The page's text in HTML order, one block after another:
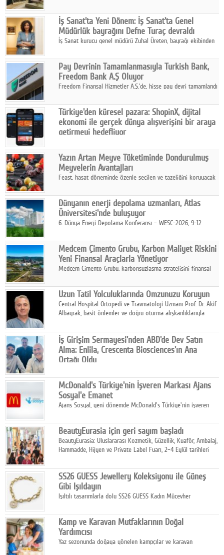
katmanlı bir aile hikâyesi anlatıyor.
İş Sanat'ta Yeni Dönem: İş Sanat'ta Genel
Müdürlük bayrağını Defne Turaç devraldı
İş Sanat kurucu genel müdürü Zuhal Üreten, bayrağı ekibinden
Pay Devrinin Tamamlanmasıyla Turkish Bank,
Freedom Bank A.Ş Oluyor
Freedom Finansal Hizmetler A.Ş.'de, hisse pay devri tamamlandı
Turkish Bank'ın ticaret unvanının “Freedom Bank A.Ş.” olmasına
karar verildi.
Türkiye'den küresel pazara: ShopinX, dijital
ekonomi ile gerçek dünya alışverişini bir araya
getirmeyi hedefliyor
ekonomi ile gerçek dünya alışveriş deneyimi arasında köprü
kurmayı hedefleyen vizyonuyla uluslararası pazarlara açılıyor.
Yazın Artan Meyve Tüketiminde Dondurulmuş
Meyvelerin Avantajları
Feast, hasat döneminde özenle seçilen ve tazeliğini koruyacak
pratik, güvenilir ve lezzetli bir alternatif sunuyor.
Dünyanın enerji depolama uzmanları, Atlas
Üniversitesi'nde buluşuyor
6. Dünya Enerji Depolama Konferansı – WESC-2026, 9-12
sahipliğinde gerçekleştirilecek.
Medcem Çimento Grubu, Karbon Maliyet Riskini
Yeni Finansal Araçlarla Yönetiyor
Medcem Çimento Grubu, karbonsuzlaşma stratejisini finansal
Uzun Tatil Yolculuklarında Omzunuzu Koruyun
Central Hospital Ortopedi ve Travmatoloji Uzmanı Prof. Dr. Akif
Albayrak, basit önlemler ve doğru oturma alışkanlıklarıyla
İş Girişim Sermayesi'nden ABD'de Dev Satın
Alma: Enlila, Crescenta Biosciences'ın Ana
Ortağı Oldu
stratejisini uluslararası ölçeğe taşıyan satın alma hamlesini
tamamladı.
McDonald's Türkiye'nin İşveren Markası Ajans
Sosyal'e Emanet
Ajans Sosyal, yeni dönemde McDonald's Türkiye'nin işveren
BeautyEurasia için geri sayım başladı
BeautyEurasia: Uluslararası Kozmetik, Güzellik, Kuaför, Ambalaj,
Hammadde, Hijyen ve Private Label Fuarı, 2–4 Eylül tarihleri
SS26 GUESS Jewellery Koleksiyonu ile Güneş
Gibi Işıldayın
Işıltılı tasarımlarla dolu SS26 GUESS Kadın Mücevher
dokunuşunu taşıyor.
Kamp ve Karavan Mutfaklarının Doğal
Yardımcısı
Yaz sezonunda doğaya yönelen kampçılar ve karavan